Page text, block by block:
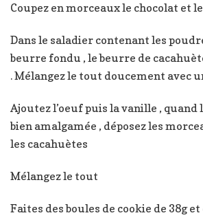
Coupez en morceaux le chocolat et
Dans le saladier contenant les
beurre fondu , le beurre de
. Mélangez le tout doucement avec
Ajoutez l’oeuf puis la vanille , quand
bien amalgamée , déposez les
les cacahuètes
Mélangez le tout
Faites des boules de cookie de 38g